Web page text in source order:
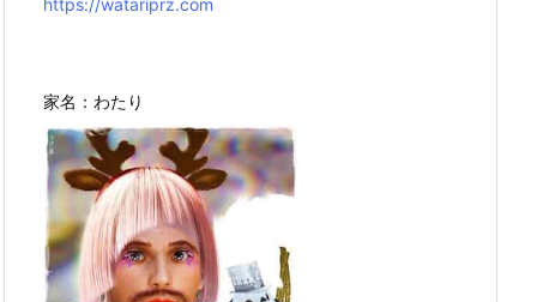
https://watariprz.com
家名：わたり